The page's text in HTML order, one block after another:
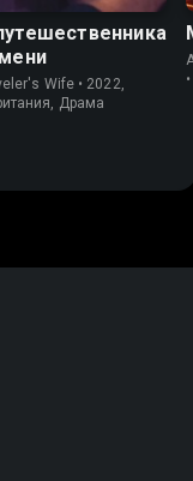
Wife • 2022,
Драма